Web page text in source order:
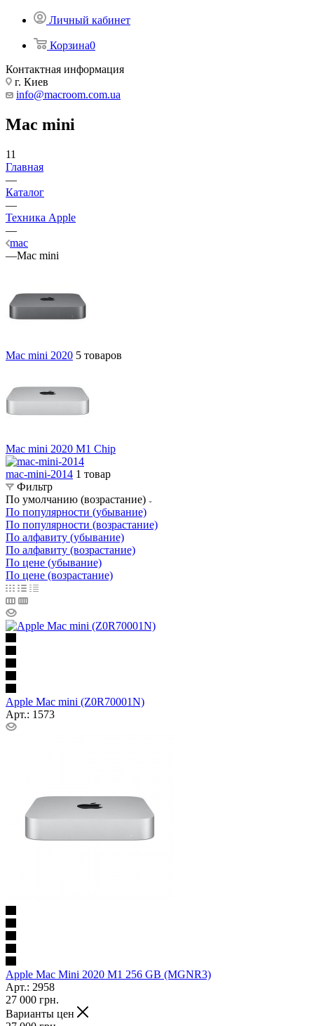
Личный кабинет
Корзина0
Контактная информация
г. Киев
info@macroom.com.ua
Mac mini
11
Главная
—
Каталог
—
Техника Apple
—
mac
—Mac mini
Mac mini 2020 5 товаров
Mac mini 2020 M1 Chip
mac-mini-2014 1 товар
Фильтр
По умолчанию (возрастание)
По популярности (убывание)
По популярности (возрастание)
По алфавиту (убывание)
По алфавиту (возрастание)
По цене (убывание)
По цене (возрастание)
Apple Mac mini (Z0R70001N)
Арт.: 1573
Apple Mac Mini 2020 M1 256 GB (MGNR3)
Арт.: 2958
27 000 грн.
Варианты цен